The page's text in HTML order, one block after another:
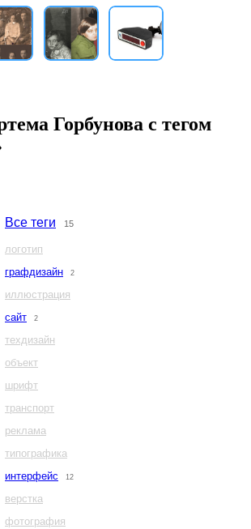
Горбунова с тегом
Все теги 15
логотип
графдизайн
2
иллюстрация
сайт
2
техдизайн
объект
шрифт
транспорт
реклама
типографика
интерфейс
12
верстка
фотография